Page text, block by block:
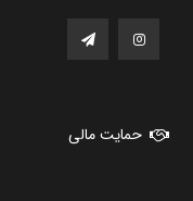
حمایت مالی